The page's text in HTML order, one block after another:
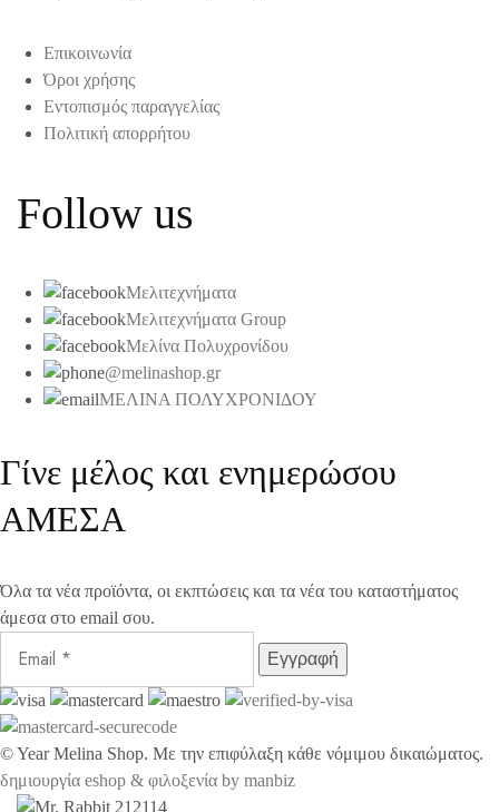
Επικοινωνία
Όροι χρήσης
Εντοπισμός παραγγελίας
Πολιτική απορρήτου
Follow us
Μελιτεχνήματα
Μελιτεχνήματα Group
Μελίνα Πολυχρονίδου
@melinashop.gr
ΜΕΛΙΝΑ ΠΟΛΥΧΡΟΝΙΔΟΥ
Γίνε μέλος και ενημερώσου
ΑΜΕΣΑ
Όλα τα νέα προϊόντα, οι εκπτώσεις και τα νέα του καταστήματος
άμεσα στο email σου.
©YearMelina Shop. Με την επιφύλαξη κάθε νόμιμου δικαιώματος.
δημιουργία eshop & φιλοξενία by manbiz